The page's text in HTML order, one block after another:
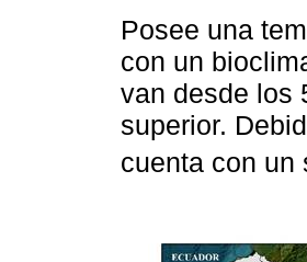
Posee una
con un
van desde los
superior.
cuenta con un